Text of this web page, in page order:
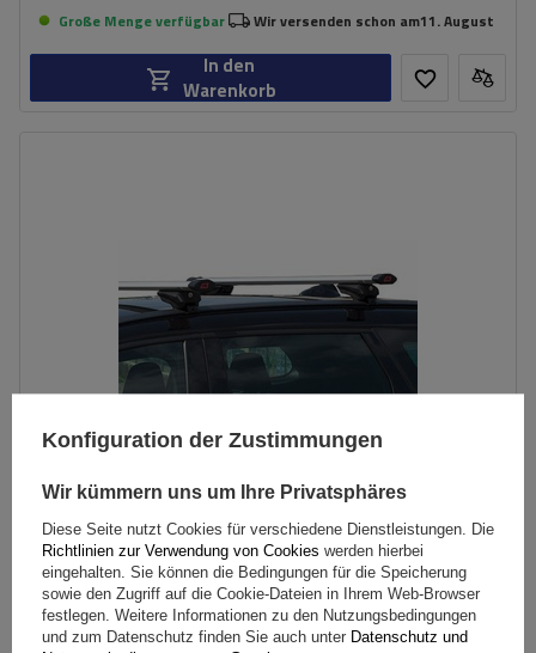
Große Menge verfügbar Wir versenden schon am11. August
In den
Warenkorb
G3 Airflow 60.230 Dachträger für traditionelle und
integrierte Aluminiumschienen
Konfiguration der Zustimmungen
Wir kümmern uns um Ihre Privatsphäres
Diese Seite nutzt Cookies für verschiedene Dienstleistungen. Die
Richtlinien zur Verwendung von Cookies werden hierbei
eingehalten. Sie können die Bedingungen für die Speicherung
sowie den Zugriff auf die Cookie-Dateien in Ihrem Web-Browser
festlegen. Weitere Informationen zu den Nutzungsbedingungen
und zum Datenschutz finden Sie auch unter Datenschutz und